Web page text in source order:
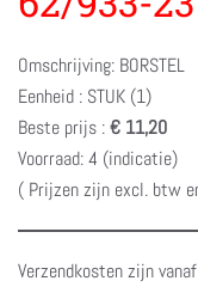
Omschrijving: BORSTEL
Eenheid : STUK (1)
Beste prijs :€ 11,20
Voorraad: 4 (indicatie)
( Prijzen zijn excl. btw
Verzendkosten zijn